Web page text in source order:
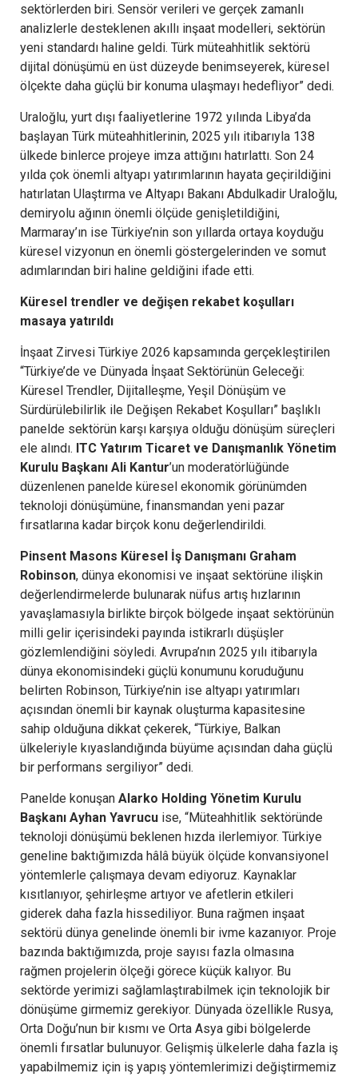
sektörlerden biri. Sensör verileri ve gerçek zamanlı
analizlerle desteklenen akıllı inşaat modelleri, sektörün
yeni standardı haline geldi. Türk müteahhitlik sektörü
dijital dönüşümü en üst düzeyde benimseyerek, küresel
ölçekte daha güçlü bir konuma ulaşmayı hedefliyor” dedi.
Uraloğlu, yurt dışı faaliyetlerine 1972 yılında Libya’da
başlayan Türk müteahhitlerinin, 2025 yılı itibarıyla 138
ülkede binlerce projeye imza attığını hatırlattı. Son 24
yılda çok önemli altyapı yatırımlarının hayata geçirildiğini
hatırlatan Ulaştırma ve Altyapı Bakanı Abdulkadir Uraloğlu,
demiryolu ağının önemli ölçüde genişletildiğini,
Marmaray’ın ise Türkiye’nin son yıllarda ortaya koyduğu
küresel vizyonun en önemli göstergelerinden ve somut
adımlarından biri haline geldiğini ifade etti.
Küresel trendler ve değişen rekabet koşulları
masaya yatırıldı
İnşaat Zirvesi Türkiye 2026 kapsamında gerçekleştirilen
“Türkiye’de ve Dünyada İnşaat Sektörünün Geleceği:
Küresel Trendler, Dijitalleşme, Yeşil Dönüşüm ve
Sürdürülebilirlik ile Değişen Rekabet Koşulları” başlıklı
panelde sektörün karşı karşıya olduğu dönüşüm süreçleri
ele alındı. ITC Yatırım Ticaret ve Danışmanlık Yönetim
Kurulu Başkanı Ali Kantur’un moderatörlüğünde
düzenlenen panelde küresel ekonomik görünümden
teknoloji dönüşümüne, finansmandan yeni pazar
fırsatlarına kadar birçok konu değerlendirildi.
Pinsent Masons Küresel İş Danışmanı Graham
Robinson, dünya ekonomisi ve inşaat sektörüne ilişkin
değerlendirmelerde bulunarak nüfus artış hızlarının
yavaşlamasıyla birlikte birçok bölgede inşaat sektörünün
milli gelir içerisindeki payında istikrarlı düşüşler
gözlemlendiğini söyledi. Avrupa’nın 2025 yılı itibarıyla
dünya ekonomisindeki güçlü konumunu koruduğunu
belirten Robinson, Türkiye’nin ise altyapı yatırımları
açısından önemli bir kaynak oluşturma kapasitesine
sahip olduğuna dikkat çekerek, “Türkiye, Balkan
ülkeleriyle kıyaslandığında büyüme açısından daha güçlü
bir performans sergiliyor” dedi.
Panelde konuşan Alarko Holding Yönetim Kurulu
Başkanı Ayhan Yavrucu ise, “Müteahhitlik sektöründe
teknoloji dönüşümü beklenen hızda ilerlemiyor. Türkiye
geneline baktığımızda hâlâ büyük ölçüde konvansiyonel
yöntemlerle çalışmaya devam ediyoruz. Kaynaklar
kısıtlanıyor, şehirleşme artıyor ve afetlerin etkileri
giderek daha fazla hissediliyor. Buna rağmen inşaat
sektörü dünya genelinde önemli bir ivme kazanıyor. Proje
bazında baktığımızda, proje sayısı fazla olmasına
rağmen projelerin ölçeği görece küçük kalıyor. Bu
sektörde yerimizi sağlamlaştırabilmek için teknolojik bir
dönüşüme girmemiz gerekiyor. Dünyada özellikle Rusya,
Orta Doğu’nun bir kısmı ve Orta Asya gibi bölgelerde
önemli fırsatlar bulunuyor. Gelişmiş ülkelerle daha fazla iş
yapabilmemiz için iş yapış yöntemlerimizi değiştirmemiz